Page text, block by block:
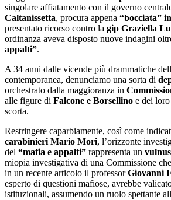
singolare affiatamento con il governo
Caltanissetta, procura appena “bocciata”
presentato ricorso contro la gip Graziella
ordinanza aveva disposto nuove indagini
appalti”.
A 34 anni dalle vicende più drammatiche
contemporanea, denunciamo una sorta di
orchestrato dalla maggioranza in
alle figure di Falcone e Borsellino e dei
scorta.
Restringere caparbiamente, così come
carabinieri Mario Mori, l’orizzonte
del “mafia e appalti” rappresenta un
miopia investigativa di una Commissione
in un recente articolo il professorGiovanni
esperto di questioni mafiose, avrebbe
istituzionali, assumendo un ruolo spettante